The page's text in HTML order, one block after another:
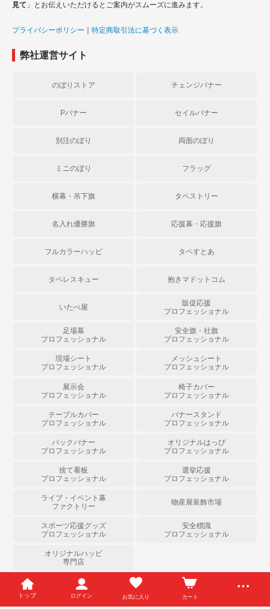
見て 」とお伝えいただけるとご案内がスムーズに進みます。
プライバシーポリシー ｜ 特定商取引法に基づく表示
弊社運営サイト
のぼりストア チェンジバナー
Pバナー セイルバナー
別注のぼり 両面のぼり
ミニのぼり フラッグ
横幕・吊下旗 タペストリー
名入れ優勝旗 応援幕・応援旗
フルカラーハッピ タペすとあ
タペレスキュー 抱きマドットコム
いたべ屋
販促応援
プロフェッショナル
足場幕
プロフェッショナル
安全旗・社旗
プロフェッショナル
現場シート
プロフェッショナル
メッシュシート
プロフェッショナル
展示会
プロフェッショナル
椅子カバー
プロフェッショナル
テーブルカバー
プロフェッショナル
バナースタンド
プロフェッショナル
バックバナー
プロフェッショナル
オリジナルはっぴ
プロフェッショナル
捨て看板
プロフェッショナル
選挙応援
プロフェッショナル
ライブ・イベント幕
ファクトリー
物産展装飾市場
スポーツ応援グッズ
プロフェッショナル
安全標識
プロフェッショナル
オリジナルハッピ
専門店
Copyright (c) のぼりストア All Right Reserved.
トップ ログイン お気に入り カート